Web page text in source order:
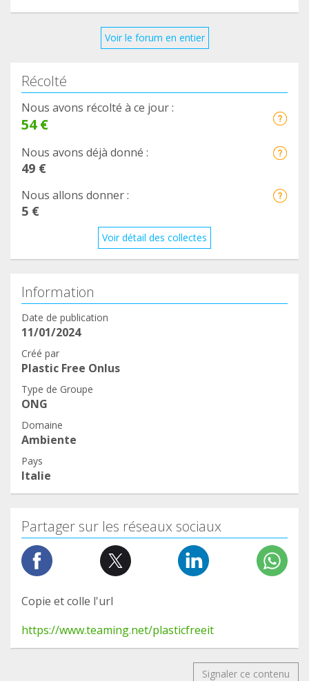
Voir le forum en entier
Récolté
Nous avons récolté à ce jour :
54 €
Nous avons déjà donné :
49 €
Nous allons donner :
5 €
Voir détail des collectes
Information
Date de publication
11/01/2024
Créé par
Plastic Free Onlus
Type de Groupe
ONG
Domaine
Ambiente
Pays
Italie
Partager sur les réseaux sociaux
Copie et colle l'url
https://www.teaming.net/plasticfreeit
Signaler ce contenu